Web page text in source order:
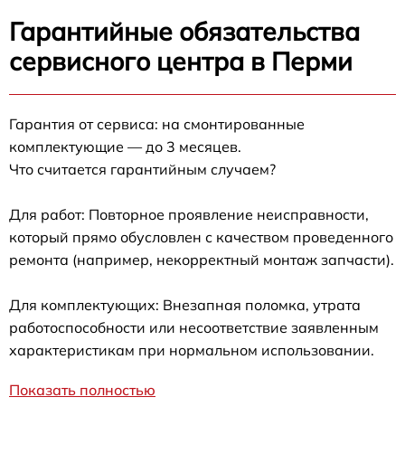
Гарантийные обязательства
сервисного центра в Перми
Гарантия от сервиса: на смонтированные
комплектующие — до 3 месяцев.
Что считается гарантийным случаем?
Для работ: Повторное проявление неисправности,
который прямо обусловлен с качеством проведенного
ремонта (например, некорректный монтаж запчасти).
Для комплектующих: Внезапная поломка, утрата
работоспособности или несоответствие заявленным
характеристикам при нормальном использовании.
Показать полностью